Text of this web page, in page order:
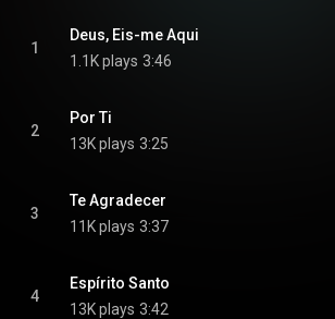
1
Deus, Eis-me Aqui
1.1K plays 3:46
2
Por Ti
13K plays 3:25
3
Te Agradecer
11K plays 3:37
4
Espírito Santo
13K plays 3:42